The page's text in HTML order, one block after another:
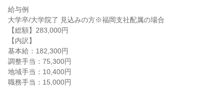
給与例
大学卒/大学院了 見込みの方※福岡支社配属の場合
【総額】283,000円
【内訳】
基本給：182,300円
調整手当：75,300円
地域手当：10,400円
職務手当：15,000円